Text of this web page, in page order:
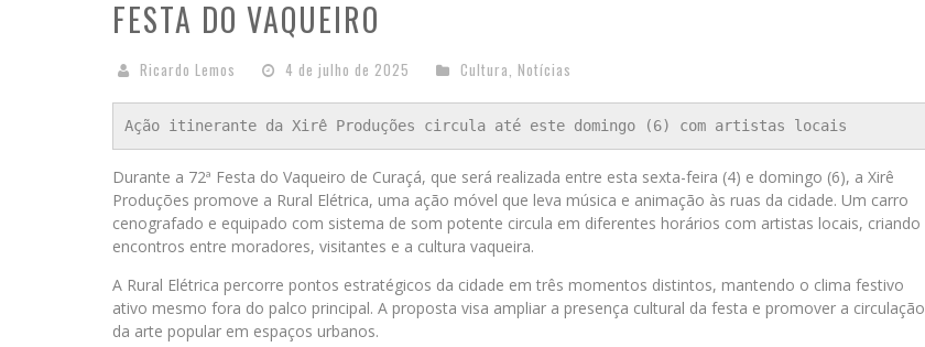
FESTA DO VAQUEIRO
Ricardo Lemos 4 de julho de 2025 Cultura, Notícias
Ação itinerante da Xirê Produções circula até este domingo (6) com artistas locais
Durante a 72ª Festa do Vaqueiro de Curaçá, que será realizada entre esta sexta-feira (4) e domingo (6), a Xirê
Produções promove a Rural Elétrica, uma ação móvel que leva música e animação às ruas da cidade. Um carro
cenografado e equipado com sistema de som potente circula em diferentes horários com artistas locais, criando
encontros entre moradores, visitantes e a cultura vaqueira.
A Rural Elétrica percorre pontos estratégicos da cidade em três momentos distintos, mantendo o clima festivo
ativo mesmo fora do palco principal. A proposta visa ampliar a presença cultural da festa e promover a circulação
da arte popular em espaços urbanos.